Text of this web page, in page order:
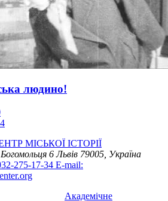
людино!
МІСЬКОЇ ІСТОРІЇ
6Львів 79005, Україна
275-17-34 E-mail:
Академічне